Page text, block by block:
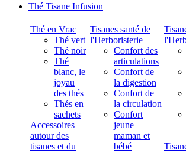
Thé Tisane Infusion
Thé en Vrac
Thé vert
Thé noir
Thé
blanc, le
joyau
des thés
Thés en
sachets
Accessoires
autour des
tisanes et du
Tisanes santé de
l'Herboristerie
Confort des
articulations
Confort de
la digestion
Confort de
la circulation
Confort
jeune
maman et
bébé